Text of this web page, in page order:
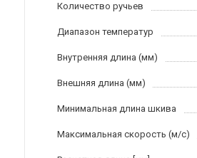
Количество ручьев
Диапазон температур
Внутренняя длина (мм)
Внешняя длина (мм)
Минимальная длина шкива
Максимальная скорость (м/c)